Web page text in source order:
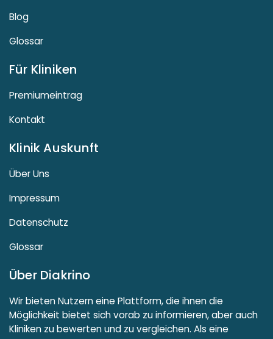
Blog
Glossar
Für Kliniken
Premiumeintrag
Kontakt
Klinik Auskunft
Über Uns
Impressum
Datenschutz
Glossar
Über Diakrino
Wir bieten Nutzern eine Plattform, die ihnen die
Möglichkeit bietet sich vorab zu informieren, aber auch
Kliniken zu bewerten und zu vergleichen. Als eine